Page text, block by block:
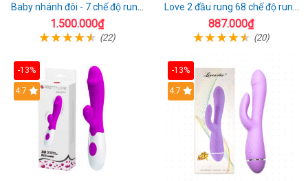
Baby nhánh đôi - 7 chế độ rung
sạc điện
1.500.000₫
(22)
Love 2 đầu rung 68 chế độ rung
sạc pin thỏa mãn
887.000₫
(20)
-13%
4.7
-13%
4.7